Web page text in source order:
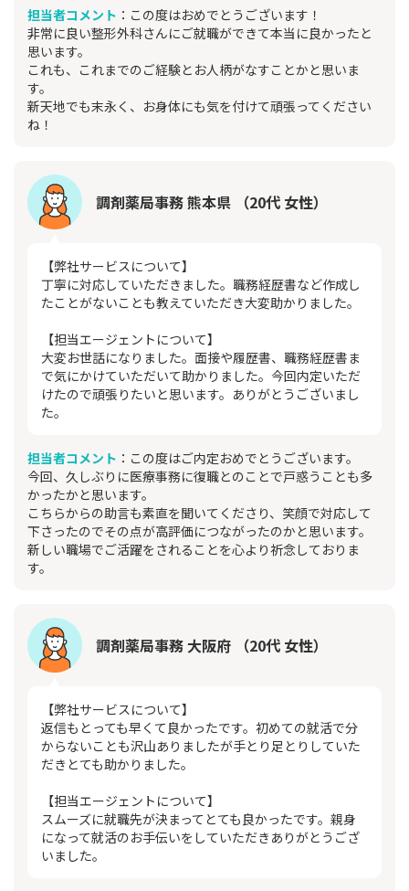
担当者コメント ：この度はおめでとうございます！
非常に良い整形外科さんにご就職ができて本当に良かったと
思います。
これも、これまでのご経験とお人柄がなすことかと思いま
す。
新天地でも末永く、お身体にも気を付けて頑張ってください
ね！
調剤薬局事務 熊本県 （20代 女性）
【弊社サービスについて】
丁寧に対応していただきました。職務経歴書など作成し
たことがないことも教えていただき大変助かりました。
【担当エージェントについて】
大変お世話になりました。面接や履歴書、職務経歴書ま
で気にかけていただいて助かりました。今回内定いただ
けたので頑張りたいと思います。ありがとうございまし
た。
担当者コメント ：この度はご内定おめでとうございます。
今回、久しぶりに医療事務に復職とのことで戸惑うことも多
かったかと思います。
こちらからの助言も素直を聞いてくださり、笑顔で対応して
下さったのでその点が高評価につながったのかと思います。
新しい職場でご活躍をされることを心より祈念しておりま
す。
調剤薬局事務 大阪府 （20代 女性）
【弊社サービスについて】
返信もとっても早くて良かったです。初めての就活で分
からないことも沢山ありましたが手とり足とりしていた
だきとても助かりました。
【担当エージェントについて】
スムーズに就職先が決まってとても良かったです。親身
になって就活のお手伝いをしていただきありがとうござ
いました。